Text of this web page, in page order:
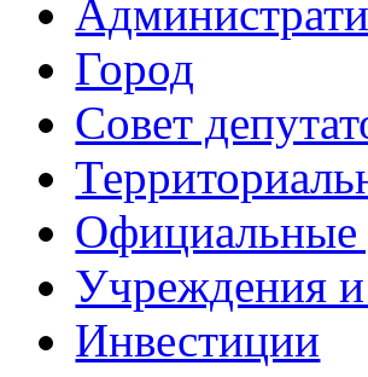
Город
Совет
Официальные
Учреждения и
Инвестиции